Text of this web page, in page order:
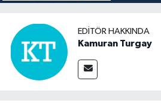
EDITÖR HAKKINDA
Kamuran Turgay